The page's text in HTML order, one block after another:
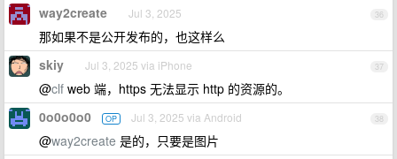
36
way2create Jul 3, 2025
那如果不是公开发布的，也这样么
37
skiy Jul 3, 2025 via iPhone
@clf web 端，https 无法显示 http 的资源的。
38
0o0o0o0 OP Jul 3, 2025 via Android
@way2create 是的，只要是图片